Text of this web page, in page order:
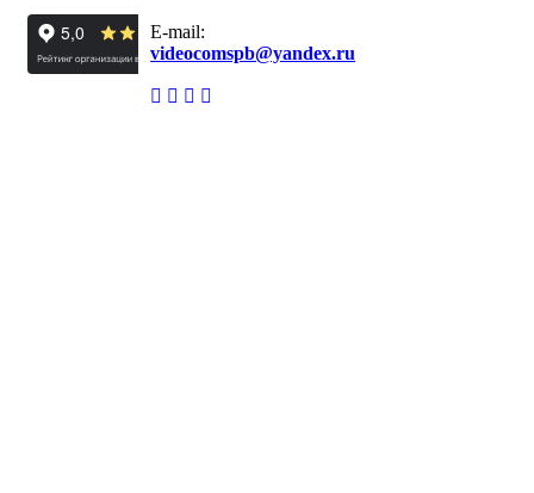
E-mail:
videocomspb@yandex.ru